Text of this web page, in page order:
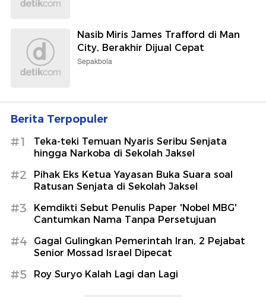
Nasib Miris James Trafford di Man
City, Berakhir Dijual Cepat
Sepakbola
Berita Terpopuler
#1
Teka-teki Temuan Nyaris Seribu Senjata
hingga Narkoba di Sekolah Jaksel
#2
Pihak Eks Ketua Yayasan Buka Suara soal
Ratusan Senjata di Sekolah Jaksel
#3
Kemdikti Sebut Penulis Paper 'Nobel MBG'
Cantumkan Nama Tanpa Persetujuan
#4
Gagal Gulingkan Pemerintah Iran, 2 Pejabat
Senior Mossad Israel Dipecat
#5 Roy Suryo Kalah Lagi dan Lagi